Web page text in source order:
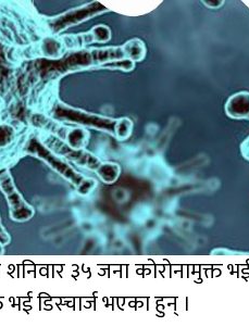
३५ जना कोरोनामुक्त
भई डिस्चार्ज भएका हुन् ।